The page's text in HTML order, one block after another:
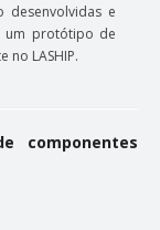
desenvolvidas e
um protótipo de
no LASHIP.
componentes